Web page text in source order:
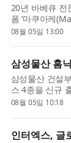
20년 바베큐 전
폼 ‘마쿠아케
선보이며 일본
08월 05일 13:00
삼성물산 홈
삼성물산 건설
스 4종을 신규
생활 밀착형 서
08월 05일 10:18
인터엑스, 글